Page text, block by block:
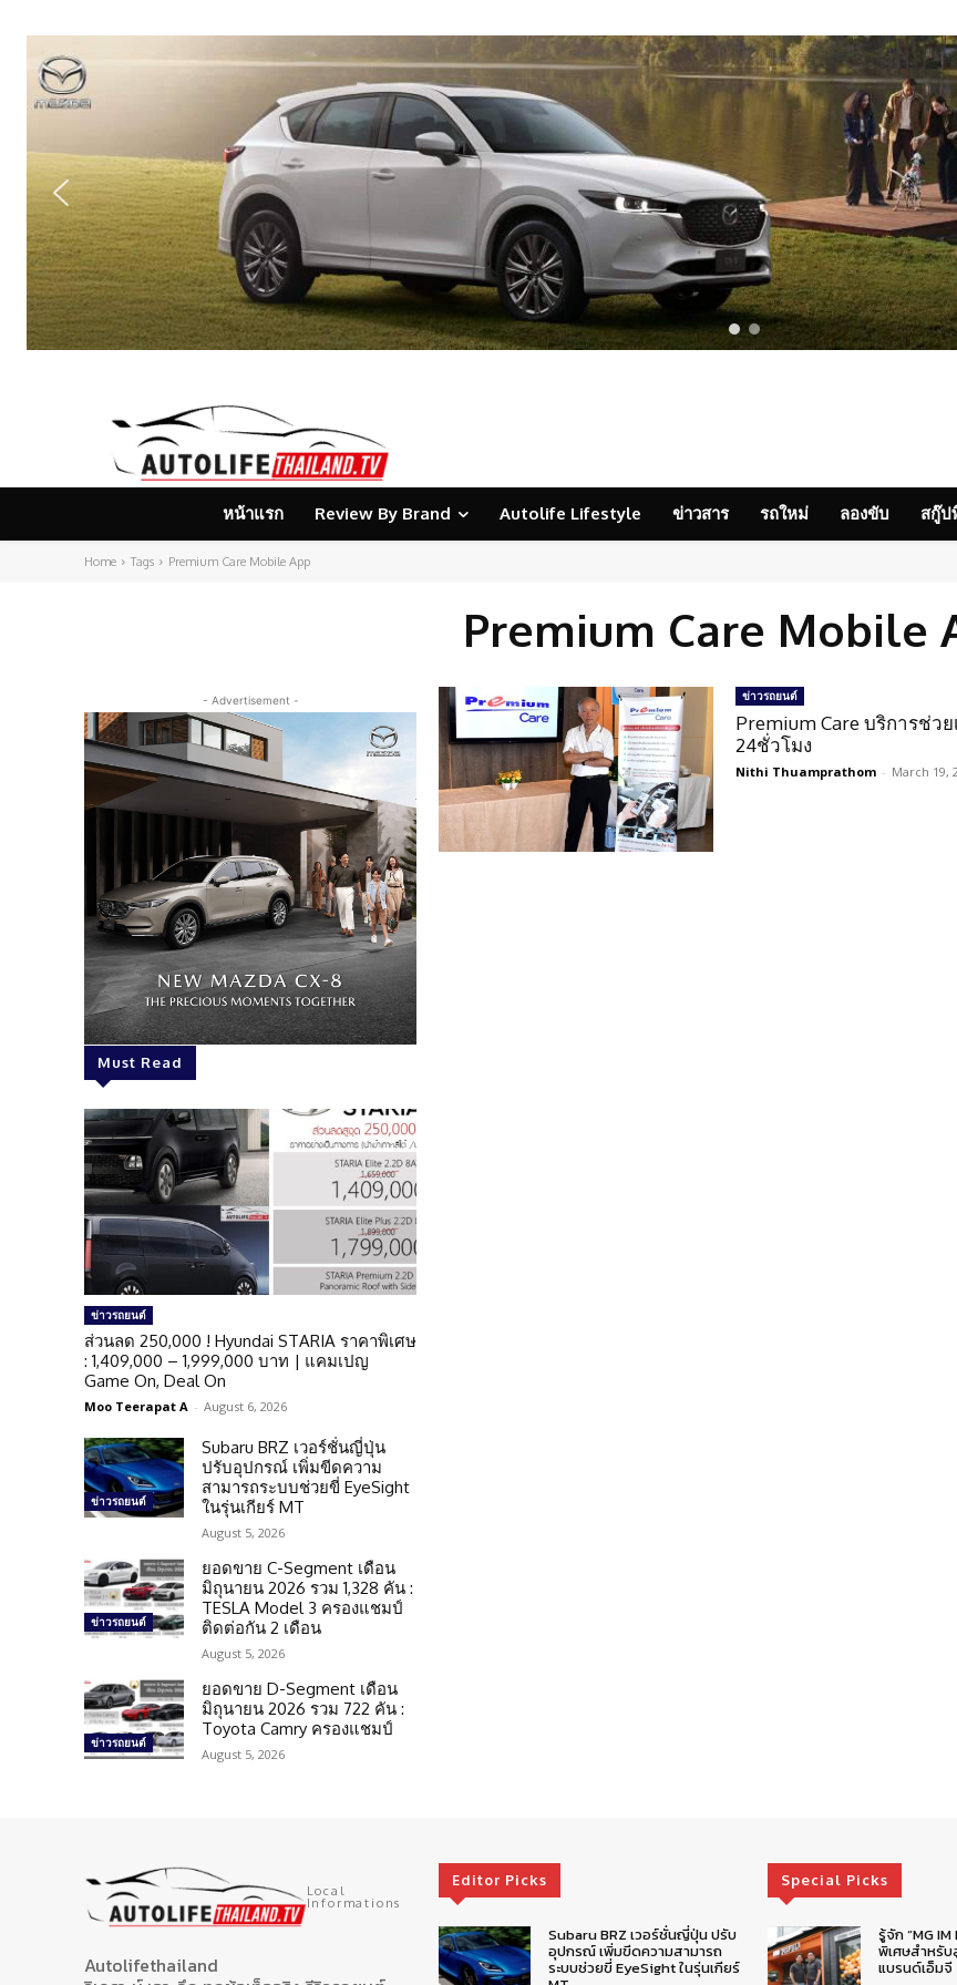
หน้าแรก Review By Brand Autolife Lifestyle ข่าวสาร รถใหม่ ลองขับ สกู๊ป
Home Tags Premium Care Mobile App
Premium Care Mobile
- Advertisement -
Must Read
ข่าวรถยนต์
ส่วนลด 250,000 ! Hyundai STARIA ราคาพิเศษ
: 1,409,000 – 1,999,000 บาท | แคมเปญ
Game On, Deal On
Moo Teerapat A - August 6, 2026
ข่าวรถยนต์
Subaru BRZ เวอร์ชั่นญี่ปุ่น
ปรับอุปกรณ์ เพิ่มขีดความ
สามารถระบบช่วยขี่ EyeSight
ในรุ่นเกียร์ MT
August 5, 2026
ข่าวรถยนต์
ยอดขาย C-Segment เดือน
มิถุนายน 2026 รวม 1,328 คัน :
TESLA Model 3 ครองแชมป์
ติดต่อกัน 2 เดือน
August 5, 2026
ข่าวรถยนต์
ยอดขาย D-Segment เดือน
มิถุนายน 2026 รวม 722 คัน :
Toyota Camry ครองแชมป์
August 5, 2026
ข่าวรถยนต์
Premium Care บริการช่วย
24ชั่วโมง
Nithi Thuamprathom - March 19,
Local
Informations
Autolifethailand
Editor Picks
Subaru BRZ เวอร์ชั่นญี่ปุ่น ปรับ
อุปกรณ์ เพิ่มขีดความสามารถ
ระบบช่วยขี่ EyeSight ในรุ่นเกียร์
Special Picks
รู้จัก “MG
พิเศษสำหรั
แบรนด์เอ็มจี